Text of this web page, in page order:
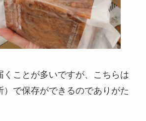
くことが多いですが、こちらは
）で保存ができるのでありがた